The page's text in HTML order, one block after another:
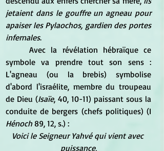
jetaient dans le gouffre un agneau pour
apaiser les Pylaochos, gardien des portes
infernales.
	Avec la révélation hébraïque ce
symbole va prendre tout son sens :
L'agneau (ou la brebis) symbolise
d'abord l'israélite, membre du troupeau
de Dieu (Isaïe, 40, 10-11) paissant sous la
Hénoch 89, 12, s.) :
Voici le Seigneur Yahvé qui vient avec
puissance,